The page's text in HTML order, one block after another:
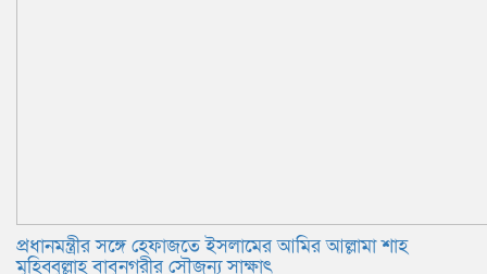
প্রধানমন্ত্রীর সঙ্গে হেফাজতে ইসলামের আমির আল্লামা শাহ
মুহিব্বুল্লাহ বাবুনগরীর সৌজন্য সাক্ষাৎ